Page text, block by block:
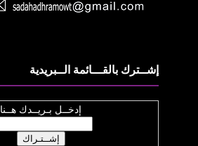
إشــترك بالقـــائمة الــبريدية
إدخــل بـريــدك هــنا